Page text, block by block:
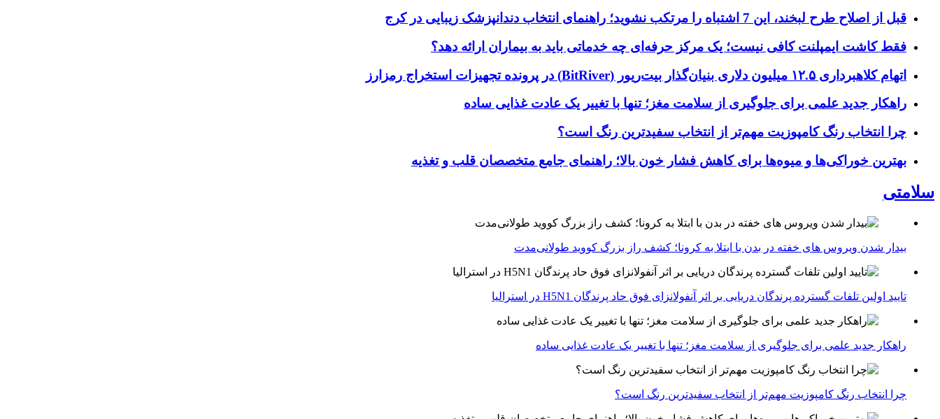
قبل از اصلاح طرح لبخند، این 7 اشتباه را مرتکب نشوید؛ راهنمای انتخاب دندانپزشک زیبایی در کرج
فقط کاشت ایمپلنت کافی نیست؛ یک مرکز حرفه‌ای چه خدماتی باید به بیماران ارائه دهد؟
اتهام کلاهبرداری ۱۲.۵ میلیون دلاری بنیان‌گذار بیت‌ریور (BitRiver) در پرونده تجهیزات استخراج رمزارز
راهکار جدید علمی برای جلوگیری از سلامت مغز؛ تنها با تغییر یک عادت غذایی ساده
چرا انتخاب رنگ کامپوزیت مهم‌تر از انتخاب سفیدترین رنگ است؟
بهترین خوراکی‌ها و میوه‌ها برای کاهش فشار خون بالا؛ راهنمای جامع متخصصان قلب و تغذیه
سلامتی
بیدار شدن ویروس‌ های خفته در بدن با ابتلا به کرونا؛ کشف راز بزرگ کووید طولانی‌مدت
تایید اولین تلفات گسترده پرندگان دریایی بر اثر آنفولانزای فوق حاد پرندگان H5N1 در استرالیا
راهکار جدید علمی برای جلوگیری از سلامت مغز؛ تنها با تغییر یک عادت غذایی ساده
چرا انتخاب رنگ کامپوزیت مهم‌تر از انتخاب سفیدترین رنگ است؟